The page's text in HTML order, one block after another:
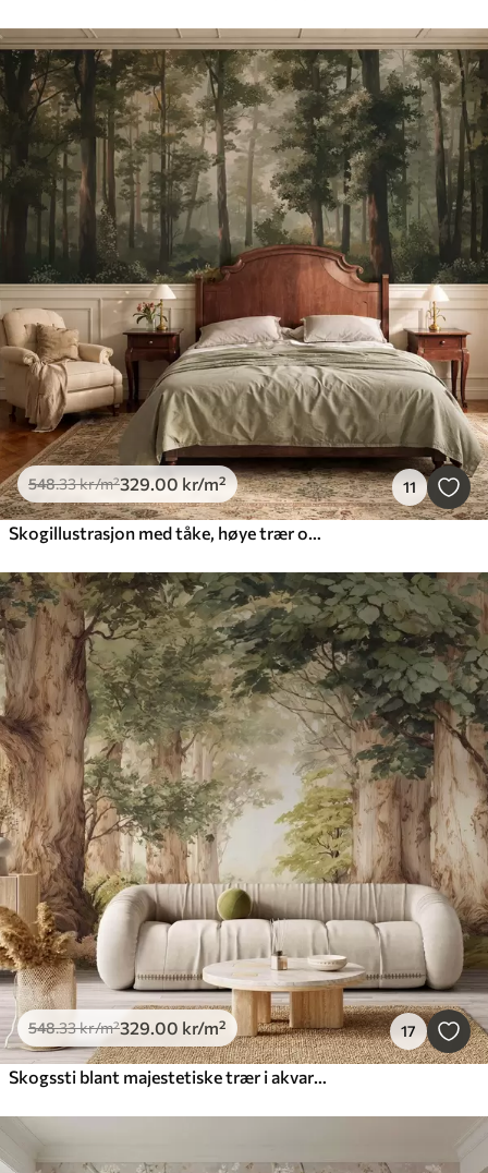
548.33kr/m²329.00 kr/m² 11
Skogillustrasjon med tåke, høye trær og en sti
548.33kr/m²329.00 kr/m² 17
Skogssti blant majestetiske trær i akvarellstil